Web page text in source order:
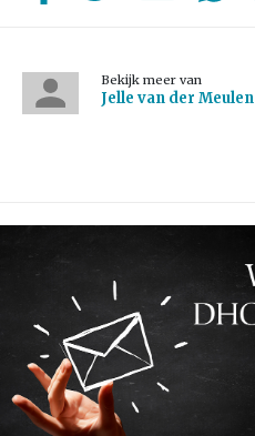
Bekijk meer van
Jelle van der Meulen